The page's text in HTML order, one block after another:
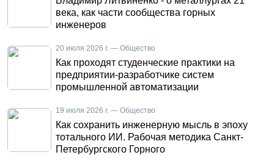
века, как части сообщества горных
инженеров
20 июля 2026 г. — Общество
Как проходят студенческие практики на
предприятии-разработчике систем
промышленной автоматизации
19 июля 2026 г. — Общество
Как сохранить инженерную мысль в эпоху
тотального ИИ. Рабочая методика Санкт-
Петербургского Горного